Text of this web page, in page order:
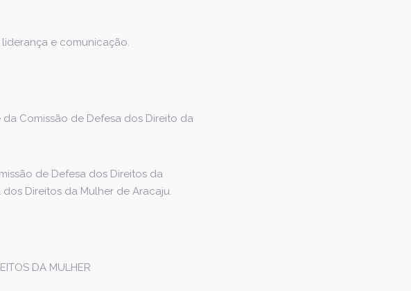
e comunicação.
Comissão de Defesa dos Direito da
de Defesa dos Direitos da
Direitos da Mulher de Aracaju.
DA MULHER